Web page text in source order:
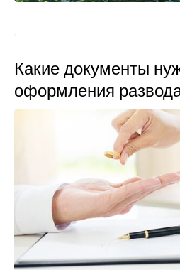
Какие документы
оформления